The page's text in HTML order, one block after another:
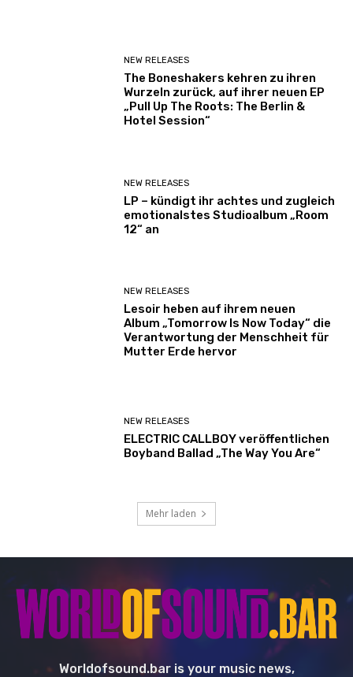
NEW RELEASES
The Boneshakers kehren zu ihren
Wurzeln zurück, auf ihrer neuen EP
„Pull Up The Roots: The Berlin &
Hotel Session“
NEW RELEASES
LP – kündigt ihr achtes und zugleich
emotionalstes Studioalbum „Room
12“ an
NEW RELEASES
Lesoir heben auf ihrem neuen
Album „Tomorrow Is Now Today“ die
Verantwortung der Menschheit für
Mutter Erde hervor
NEW RELEASES
ELECTRIC CALLBOY veröffentlichen
Boyband Ballad „The Way You Are“
Mehr laden
Worldofsound.bar is your music news,